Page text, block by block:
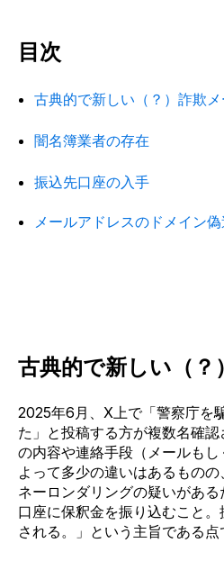
目次
古典的で新しい（？）詐欺
闇名簿業者の存在
振込先口座の入手
メールアドレスのドメイン偽
古典的で新しい（？
2025年6月、X上で「警察庁を
た」と投稿する方が複数名確
の内容や連絡手段（メールも
よって多少の違いはあるもの
ネーロンダリングの疑いがあ
口座に保釈金を振り込むこと
される。」という主旨である点